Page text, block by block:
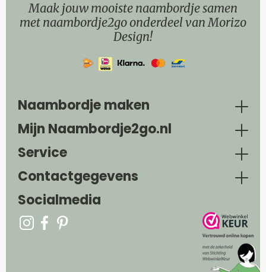
Maak jouw mooiste naambordje samen
met naambordje2go onderdeel van Morizo
Design!
Naambordje maken
Mijn Naambordje2go.nl
Service
Contactgegevens
Socialmedia